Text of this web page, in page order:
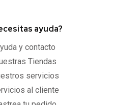
ayuda?
y contacto
Tiendas
servicios
al cliente